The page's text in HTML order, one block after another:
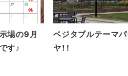
場の9月
す♪
ベジタブルテーマ
ヤ！！